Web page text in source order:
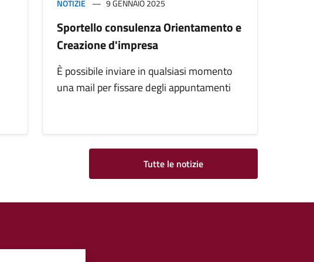
NOTIZIE 9 GENNAIO 2025
Sportello consulenza Orientamento e
Creazione d'impresa
È possibile inviare in qualsiasi momento
una mail per fissare degli appuntamenti
Tutte le notizie